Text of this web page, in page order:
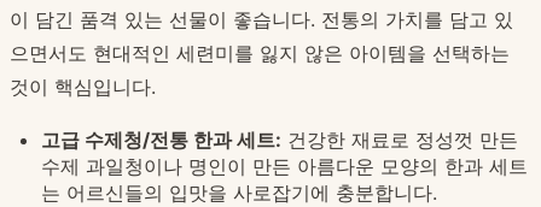
이 담긴 품격 있는 선물이 좋습니다. 전통의 가치를 담고 있
으면서도 현대적인 세련미를 잃지 않은 아이템을 선택하는
것이 핵심입니다.
고급 수제청/전통 한과 세트: 건강한 재료로 정성껏 만든
수제 과일청이나 명인이 만든 아름다운 모양의 한과 세트
는 어르신들의 입맛을 사로잡기에 충분합니다.